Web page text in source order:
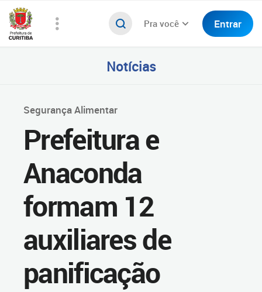
Pra você Entrar
Notícias
Segurança Alimentar
Prefeitura e
Anaconda
formam 12
auxiliares de
panificação